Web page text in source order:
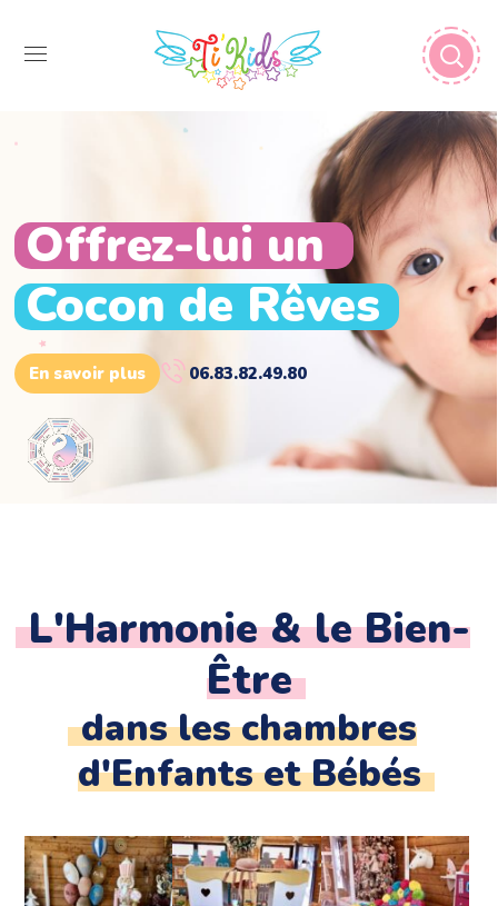
Offrez-lui un
Cocon de Rêves
En savoir plus 06.83.82.49.80
L'Harmonie & le Bien-
Être
dans les chambres
d'Enfants et Bébés